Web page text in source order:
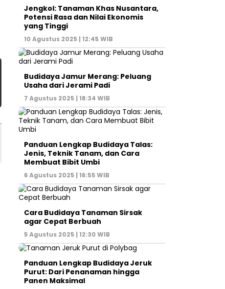
Jengkol: Tanaman Khas Nusantara,
Potensi Rasa dan Nilai Ekonomis
yang Tinggi
10 Agustus 2025 | 12:45 WIB
Budidaya Jamur Merang: Peluang
Usaha dari Jerami Padi
7 Agustus 2025 | 18:34 WIB
Panduan Lengkap Budidaya Talas:
Jenis, Teknik Tanam, dan Cara
Membuat Bibit Umbi
6 Agustus 2025 | 16:55 WIB
Cara Budidaya Tanaman Sirsak
agar Cepat Berbuah
5 Agustus 2025 | 12:30 WIB
Panduan Lengkap Budidaya Jeruk
Purut: Dari Penanaman hingga
Panen Maksimal